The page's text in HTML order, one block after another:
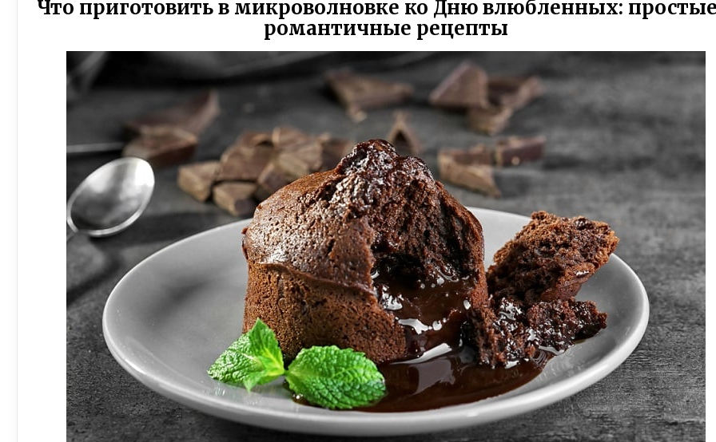
Что приготовить в микроволновке ко Дню влюбленных:
романтичные рецепты